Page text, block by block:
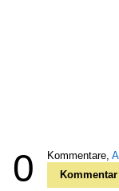
0 Kommentare,